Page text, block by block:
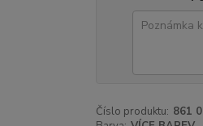
Číslo produktu: 861